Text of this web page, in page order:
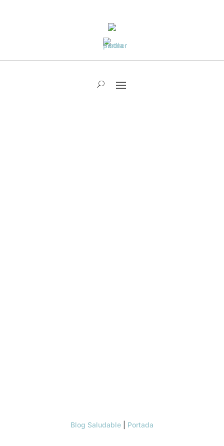
Blog Saludable Portada